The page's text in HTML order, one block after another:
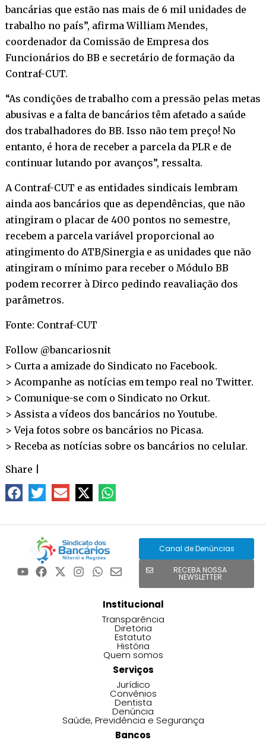
bancárias que estão nas mais de 6 mil unidades de
trabalho no país”, afirma William Mendes,
coordenador da Comissão de Empresa dos
Funcionários do BB e secretário de formação da
Contraf-CUT.
“As condições de trabalho com a pressão pelas metas
abusivas e a falta de bancários têm afetado a saúde
dos trabalhadores do BB. Isso não tem preço! No
entanto, é hora de receber a parcela da PLR e de
continuar lutando por avanços”, ressalta.
A Contraf-CUT e as entidades sindicais lembram
ainda aos bancários que as dependências, que não
atingiram o placar de 400 pontos no semestre,
recebem a parcela variável proporcional ao
atingimento do ATB/Sinergia e as unidades que não
atingiram o mínimo para receber o Módulo BB
podem recorrer à Dirco pedindo reavaliação dos
parâmetros.
Fonte: Contraf-CUT
Follow @bancariosnit
> Curta a amizade do Sindicato no Facebook.
> Acompanhe as notícias em tempo real no Twitter.
> Comunique-se com o Sindicato no Orkut.
> Assista a vídeos dos bancários noYoutube.
> Veja fotos sobre os bancários no Picasa.
> Receba as notícias sobre os bancários no celular.
Share
Canal de Denúncias
RECEBA NOSSA
NEWSLETTER
Institucional
Transparência
Diretoria
Estatuto
História
Quem somos
Serviços
Jurídico
Convênios
Dentista
Denúncia
Saúde, Previdência e Segurança
Bancos